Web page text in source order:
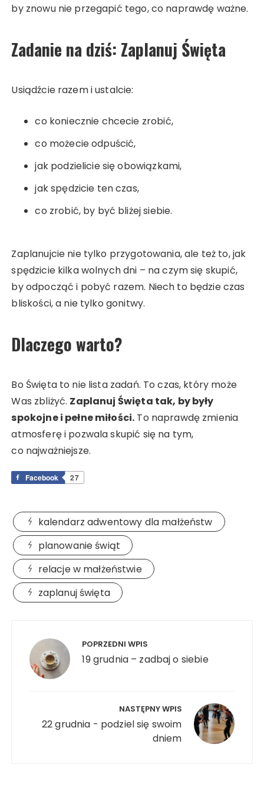
by znowu nie przegapić tego, co naprawdę ważne.
Zadanie na dziś: Zaplanuj Święta
Usiądźcie razem i ustalcie:
co koniecznie chcecie zrobić,
co możecie odpuścić,
jak podzielicie się obowiązkami,
jak spędzicie ten czas,
co zrobić, by być bliżej siebie.
Zaplanujcie nie tylko przygotowania, ale też to, jak
spędzicie kilka wolnych dni – na czym się skupić,
by odpocząć i pobyć razem. Niech to będzie czas
bliskości, a nie tylko gonitwy.
Dlaczego warto?
Bo Święta to nie lista zadań. To czas, który może
Was zbliżyć. Zaplanuj Święta tak, by były
spokojne i pełne miłości. To naprawdę zmienia
atmosferę i pozwala skupić się na tym,
co najważniejsze.
Facebook 27
kalendarz adwentowy dla małżeństw
planowanie świąt
relacje w małżeństwie
zaplanuj święta
wpisu POPRZEDNI WPIS
19 grudnia – zadbaj o siebie
NASTĘPNY WPIS
22 grudnia - podziel się swoim
dniem